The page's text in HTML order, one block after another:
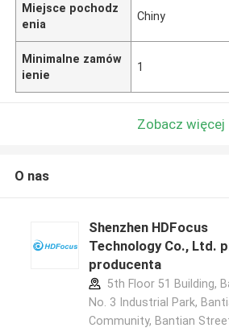
Miejsce pochodz
enia
Chiny
Minimalne zamów
ienie
1
Zobacz więcej
O nas
Shenzhen HDFocus
Technology Co., Ltd.
producenta
5th Floor 51 Building,
No. 3 Industrial Park,
Community, Bantian